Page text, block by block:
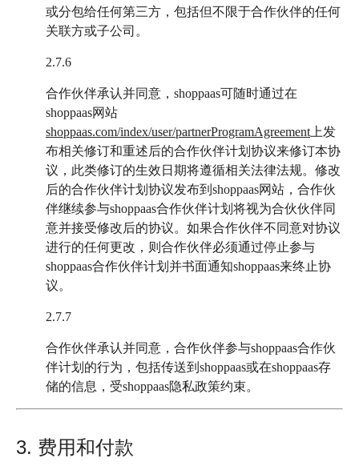
或分包给任何第三方，包括但不限于合作伙伴的任何
关联方或子公司。
2.7.6
合作伙伴承认并同意，shoppaas可随时通过在
shoppaas网站
shoppaas.com/index/user/partnerProgramAgreement 上发
布相关修订和重述后的合作伙伴计划协议来修订本协
议，此类修订的生效日期将遵循相关法律法规。修改
后的合作伙伴计划协议发布到shoppaas网站，合作伙
伴继续参与shoppaas合作伙伴计划将视为合伙伙伴同
意并接受修改后的协议。如果合作伙伴不同意对协议
进行的任何更改，则合作伙伴必须通过停止参与
shoppaas合作伙伴计划并书面通知shoppaas来终止协
议。
2.7.7
合作伙伴承认并同意，合作伙伴参与shoppaas合作伙
伴计划的行为，包括传送到shoppaas或在shoppaas存
储的信息，受shoppaas隐私政策约束。
3. 费用和付款